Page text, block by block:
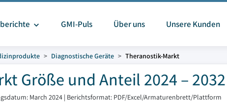
GMI-Puls Über uns Unsere Kunden
Diagnostische Geräte Theranostik-Markt
Größe und Anteil 2024 – 2032
March 2024 | Berichtsformat: PDF/Excel/Armaturenbrett/Plattform